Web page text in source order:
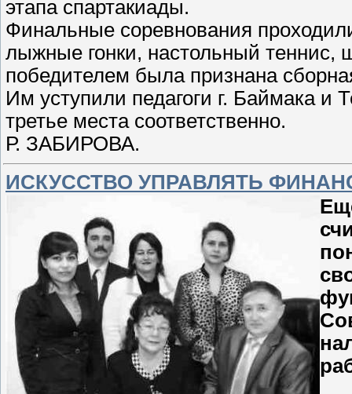
этапа спартакиады.
Финальные соревнования
лыжные гонки, настольный
победителем была признана
Им уступили педагоги г. Баймака и
третье места соответственно.
Р. ЗАБИРОВА.
ИСКУССТВО УПРАВЛЯТЬ